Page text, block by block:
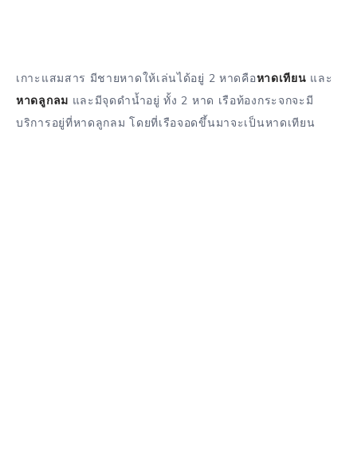
เกาะแสมสาร มีชายหาดให้เล่นได้อยู่ 2 หาดคือหาดเทียน และ
หาดลูกลม และมีจุดดำน้ำอยู่ ทั้ง 2 หาด เรือท้องกระจกจะมี
บริการอยู่ที่หาดลูกลม โดยที่เรือจอดขึ้นมาจะเป็นหาดเทียน